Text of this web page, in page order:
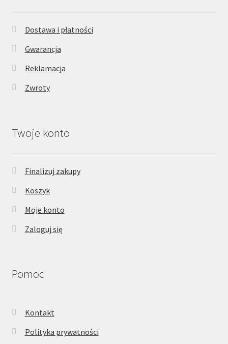
Dostawa i płatności
Gwarancja
Reklamacja
Zwroty
Twoje konto
Finalizuj zakupy
Koszyk
Moje konto
Zaloguj się
Pomoc
Kontakt
Polityka prywatności